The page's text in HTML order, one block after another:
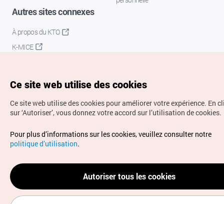
Autres sites connexes
À propos du KTO
K-MICE
Droits d’auteur (c) Office National du Tourisme en Corée.
Tous droits réservés.
Pour les rapports d'erreurs et demandes de renseignements,
adressez vos demandes à
info.ontc@gmail.com
Ce site web utilise des cookies
Ce site web utilise des cookies pour améliorer votre expérience. En
sur ‘Autoriser’, vous donnez votre accord sur l’utilisation de cookies.
Pour plus d’informations sur les cookies, veuillez consulter notre
politique d’utilisation.
Autoriser tous les cookies